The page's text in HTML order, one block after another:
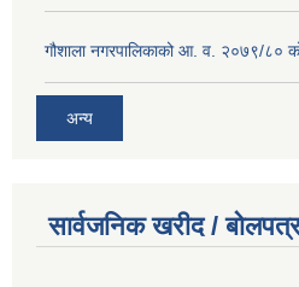
गौशाला नगरपालिकाको आ. व. २०७९/८०
अन्य
सार्वजनिक खरीद /